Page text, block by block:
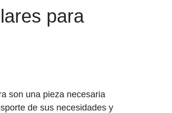
para
son una pieza necesaria
de sus necesidades y